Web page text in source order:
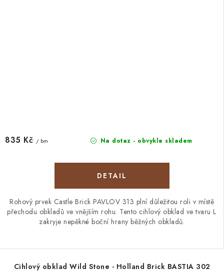
Na dotaz - obvykle skladem
835 Kč / bm
Rohový prvek Castle Brick PAVLOV 313 plní důležitou roli v místě
přechodu obkladů ve vnějším rohu. Tento cihlový obklad ve tvaru L
zakryje nepěkné boční hrany běžných obkladů.
Cihlový obklad Wild Stone - Holland Brick BASTIA 302